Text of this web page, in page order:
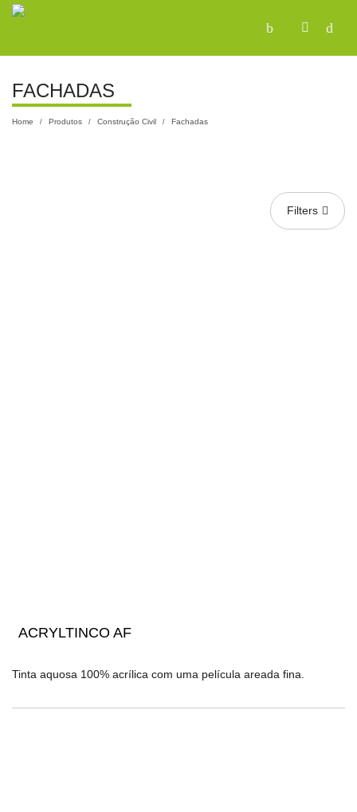
FACHADAS
Home / Produtos / Construção Civil / Fachadas
Filters
ACRYLTINCO AF
Tinta aquosa 100% acrílica com uma película areada fina.